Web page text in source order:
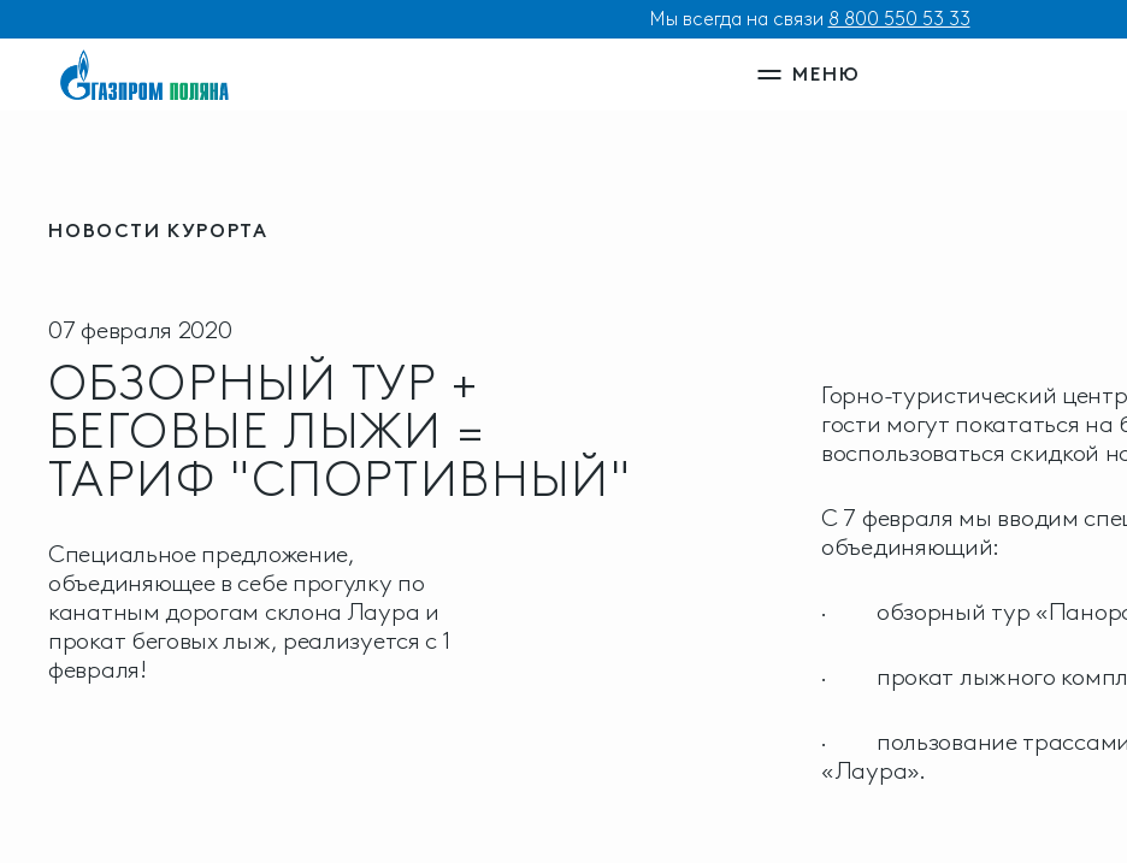
Мы всегда на связи 8 800 550 53 33
МЕНЮ
НОВОСТИ КУРОРТА
07 февраля 2020
ОБЗОРНЫЙ ТУР +
БЕГОВЫЕ ЛЫЖИ =
ТАРИФ "СПОРТИВНЫЙ"
Специальное предложение,
объединяющее в себе прогулку по
канатным дорогам склона Лаура и
прокат беговых лыж, реализуется с 1
февраля!
Горно-туристический
гости могут покататься
воспользоваться скидкой
С 7 февраля мы вводим
объединяющий:
· обзорный тур
· прокат лыжного
· пользование трассами
«Лаура».